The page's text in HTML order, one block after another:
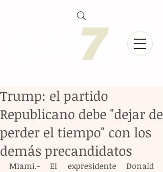
Trump: el partido
Republicano debe "dejar de
perder el tiempo" con los
demás precandidatos
Miami.- El expresidente Donald